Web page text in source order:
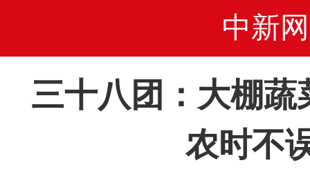
中新网
三十八团：大棚蔬
农时不